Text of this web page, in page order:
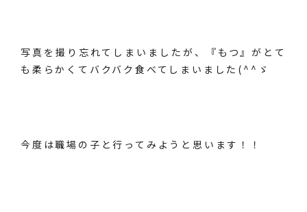
写真を撮り忘れてしまいましたが、『もつ』がとて
も柔らかくてバクバク食べてしまいました(^^ゞ
今度は職場の子と行ってみようと思います！！